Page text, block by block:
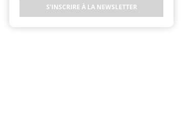
S'INSCRIRE À LA NEWSLETTER